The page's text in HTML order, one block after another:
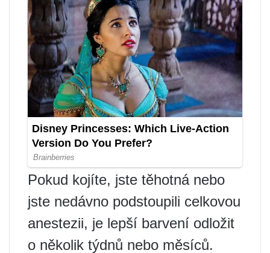
Pokud kojíte, jste těhotná nebo
jste nedávno podstoupili celkovou
anestezii, je lepší barvení odložit
o několik týdnů nebo měsíců.